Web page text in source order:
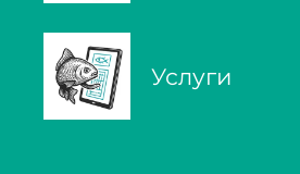
Услуги